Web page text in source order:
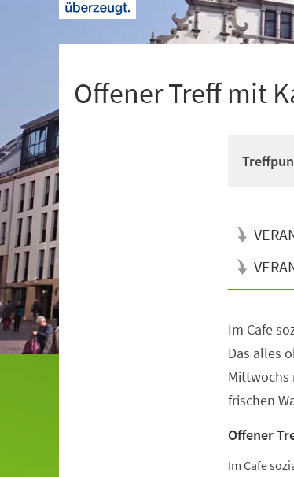
Offener Treff mit
Im Cafe
Das alles
Mittwochs
frischen
Offener
Im Cafe